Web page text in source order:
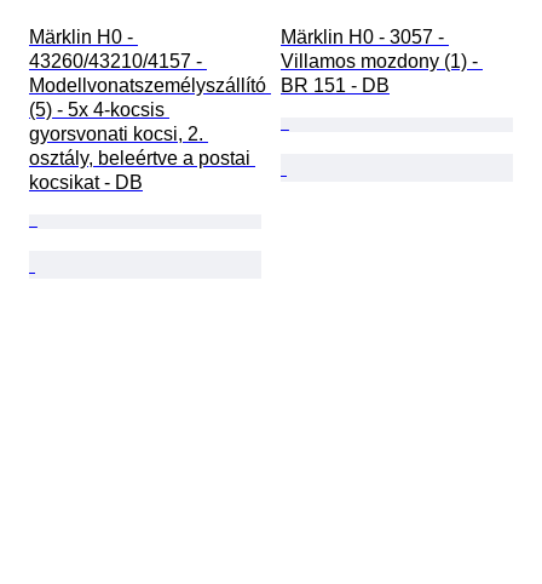
Märklin H0 -
43260/43210/4157 -
Modellvonatszemélyszállító
(5) - 5x 4-kocsis
gyorsvonati kocsi, 2.
osztály, beleértve a postai
kocsikat - DB
Märklin H0 - 3057 -
Villamos mozdony (1) -
BR 151 - DB